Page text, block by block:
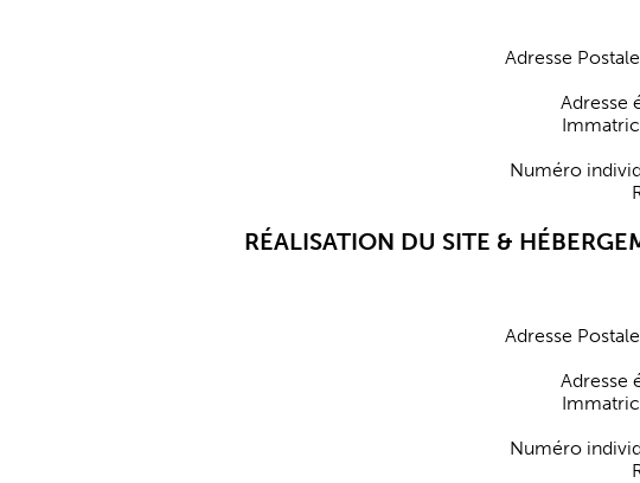
Adresse
Adresse
Numéro
RÉALISATION DU SITE &
Adresse
Adresse
Numéro